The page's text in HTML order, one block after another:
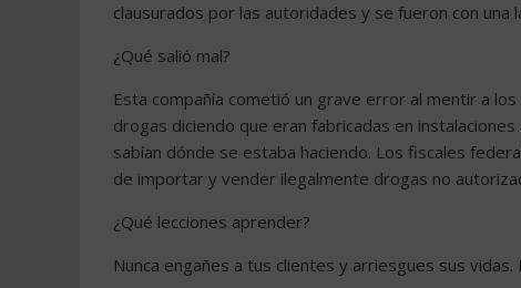
clausurados por las autoridades y se fueron con una
¿Qué salió mal?
Esta compañía cometió un grave error al mentir a
drogas diciendo que eran fabricadas en
sabían dónde se estaba haciendo. Los fiscales
de importar y vender ilegalmente drogas no
¿Qué lecciones aprender?
Nunca engañes a tus clientes y arriesgues sus